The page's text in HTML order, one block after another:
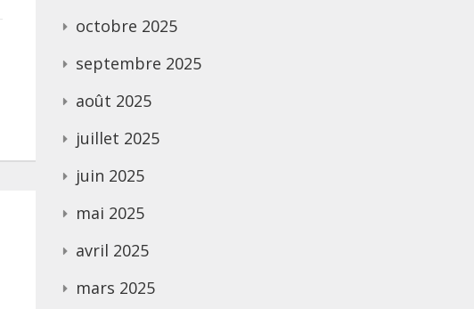
octobre 2025
septembre 2025
août 2025
juillet 2025
juin 2025
mai 2025
avril 2025
mars 2025